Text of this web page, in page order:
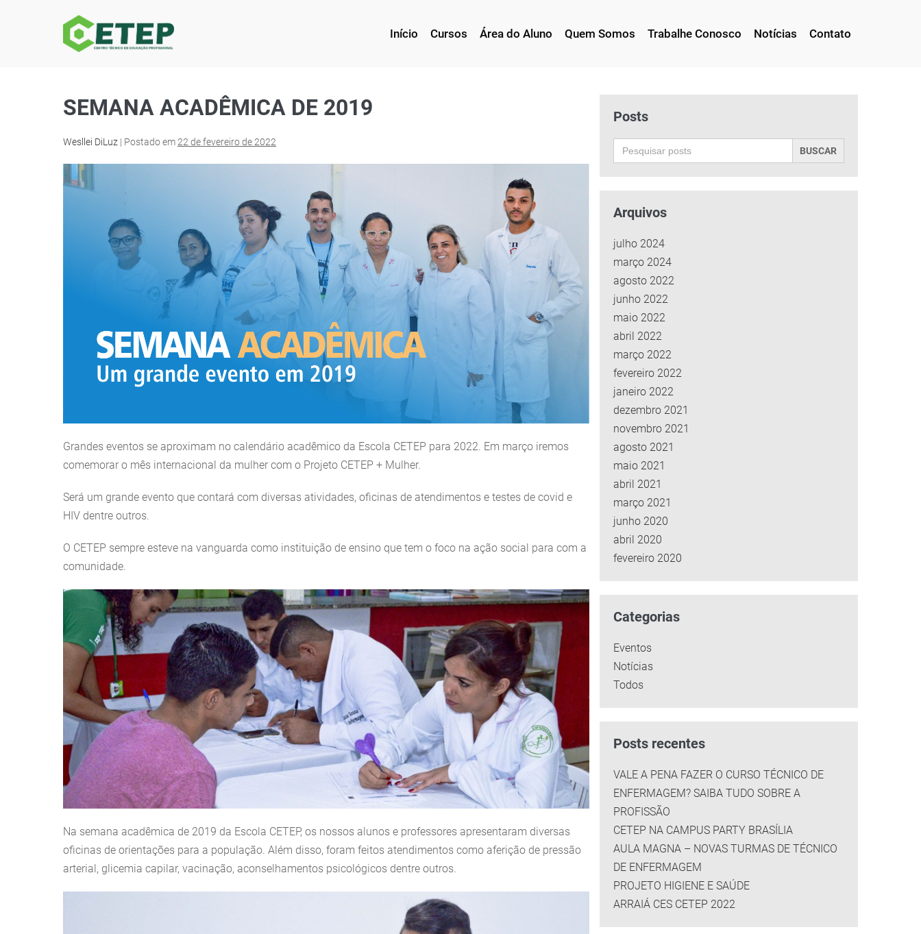
Início Cursos Área do Aluno Quem Somos Trabalhe Conosco Notícias Contato
SEMANA ACADÊMICA DE 2019
Wesllei DiLuz | Postado em 22 de fevereiro de 2022
Grandes eventos se aproximam no calendário acadêmico da Escola CETEP para 2022. Em março iremos
comemorar o mês internacional da mulher com o Projeto CETEP + Mulher.
Será um grande evento que contará com diversas atividades, oficinas de atendimentos e testes de covid e
HIV dentre outros.
O CETEP sempre esteve na vanguarda como instituição de ensino que tem o foco na ação social para com a
comunidade.
Na semana acadêmica de 2019 da Escola CETEP, os nossos alunos e professores apresentaram diversas
oficinas de orientações para a população. Além disso, foram feitos atendimentos como aferição de pressão
arterial, glicemia capilar, vacinação, aconselhamentos psicológicos dentre outros.
Posts
Search
for:
Arquivos
julho 2024
março 2024
agosto 2022
junho 2022
maio 2022
abril 2022
março 2022
fevereiro 2022
janeiro 2022
dezembro 2021
novembro 2021
agosto 2021
maio 2021
abril 2021
março 2021
junho 2020
abril 2020
fevereiro 2020
Categorias
Eventos
Notícias
Todos
Posts recentes
VALE A PENA FAZER O CURSO TÉCNICO DE
ENFERMAGEM? SAIBA TUDO SOBRE A
PROFISSÃO
CETEP NA CAMPUS PARTY BRASÍLIA
AULA MAGNA – NOVAS TURMAS DE TÉCNICO
DE ENFERMAGEM
PROJETO HIGIENE E SAÚDE
ARRAIÁ CES CETEP 2022